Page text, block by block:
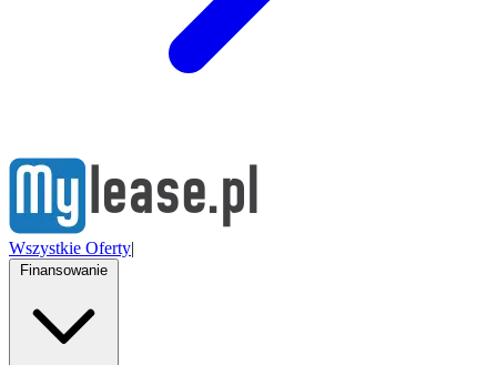
Wszystkie Oferty|